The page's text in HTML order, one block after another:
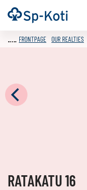
Go
to
Frontpage
FRONTPAGE OUR REALTIES
RATAKATU 16